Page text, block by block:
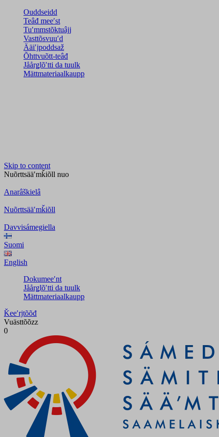
Ouddseidd
Teâđ meeʹst
Tuʹmmstõktuâjj
Vasttõsvuuʹd
Ääiʹjpoddsaž
Õhttvuõtt-teâđ
Jåårǥlõʹtti da tuulk
Mättmateriaalkaupp
Skip to content
Nuõrttsääʹmǩiõll nuo
Anarâškielâ
Nuõrttsääʹmǩiõll
Davvisámegiella
Suomi
English
Dokumeeʹnt
Jåårǥlõʹtti da tuulk
Mättmateriaalkaupp
Ǩeeʹrjtõõđ
Vuästtõõzz
0